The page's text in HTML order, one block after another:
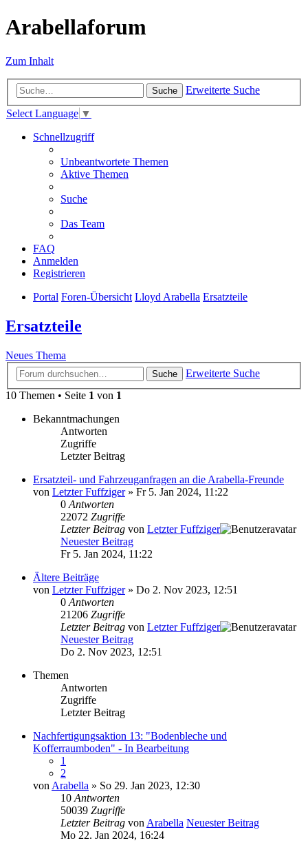
Arabellaforum
Zum Inhalt
Suche
Erweiterte Suche
Select Language ▼
Schnellzugriff
Unbeantwortete Themen
Aktive Themen
Suche
Das Team
FAQ
Anmelden
Registrieren
Portal Foren-Übersicht Lloyd Arabella Ersatzteile
Ersatzteile
Neues Thema
Suche
Erweiterte Suche
10 Themen • Seite 1 von 1
Bekanntmachungen
Antworten
Zugriffe
Letzter Beitrag
Ersatzteil- und Fahrzeuganfragen an die Arabella-Freunde
von Letzter Fuffziger» Fr 5. Jan 2024, 11:22
0 Antworten
22072 Zugriffe
Letzter Beitrag von Letzter Fuffziger
Neuester Beitrag
Fr 5. Jan 2024, 11:22
Ältere Beiträge
von Letzter Fuffziger» Do 2. Nov 2023, 12:51
0 Antworten
21206 Zugriffe
Letzter Beitrag von Letzter Fuffziger
Neuester Beitrag
Do 2. Nov 2023, 12:51
Themen
Antworten
Zugriffe
Letzter Beitrag
Nachfertigungsaktion 13: "Bodenbleche und
Kofferraumboden" - In Bearbeitung
1
2
von Arabella » So 29. Jan 2023, 12:30
10 Antworten
50039 Zugriffe
Letzter Beitrag von Arabella Neuester Beitrag
Mo 22. Jan 2024, 16:24